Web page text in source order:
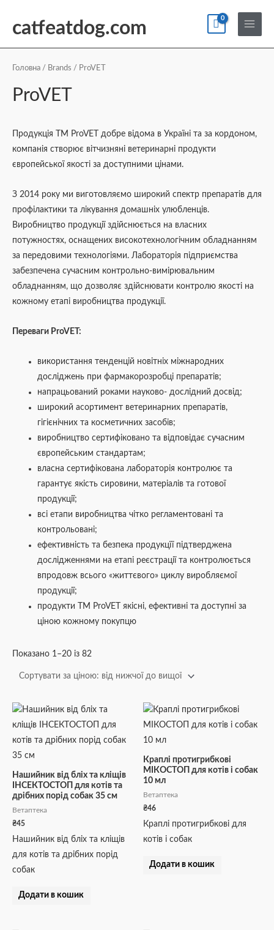
catfeatdog.com
Main
Menu
Головна / Brands / ProVET
ProVET
Продукція ТМ ProVET добре відома в Україні та за кордоном,
компанія створює вітчизняні ветеринарні продукти
європейської якості за доступними цінами.
З 2014 року ми виготовляємо широкий спектр препаратів для
профілактики та лікування домашніх улюбленців.
Виробництво продукції здійснюється на власних
потужностях, оснащених високотехнологічним обладнанням
за передовими технологіями. Лабораторія підприємства
забезпечена сучасним контрольно-вимірювальним
обладнанням, що дозволяє здійснювати контролю якості на
кожному етапі виробництва продукції.
Переваги ProVET:
використання тенденцій новітніх міжнародних
досліджень при фармакорозробці препаратів;
напрацьований роками науково- дослідний досвід;
широкий асортимент ветеринарних препаратів,
гігієнічних та косметичних засобів;
виробництво сертифіковано та відповідає сучасним
європейським стандартам;
власна сертифікована лабораторія контролює та
гарантує якість сировини, матеріалів та готової
продукції;
всі етапи виробництва чітко регламентовані та
контрольовані;
ефективність та безпека продукцїї підтверджена
дослідженнями на етапі реєстрації та контролюється
впродовж всього «життєвого» циклу виробляємої
продукції;
продукти ТМ ProVET якісні, ефективні та доступні за
ціною кожному покупцю
Показано 1–20 із 82
ціною:
Нашийник від бліх та кліщів
ІНСЕКТОСТОП для котів та
дрібних порід собак 35 см
Ветаптека
₴45
Нашийник від бліх та кліщів
для котів та дрібних порід
собак
Додати в кошик
Краплі протигрибкові
МІКОСТОП для котів і собак
10 мл
Ветаптека
₴46
Краплі протигрибкові для
котів і собак
Додати в кошик